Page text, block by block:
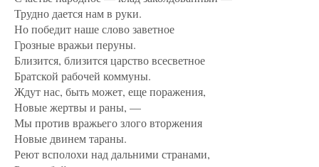
Трудно дается нам в руки.
Но победит наше слово заветное
Грозные вражьи перуны.
Близится, близится царство всесветное
Братской рабочей коммуны.
Ждут нас, быть может, еще поражения,
Новые жертвы и раны, —
Мы против вражьего злого вторжения
Новые двинем тараны.
Реют всполохи над дальними странами,